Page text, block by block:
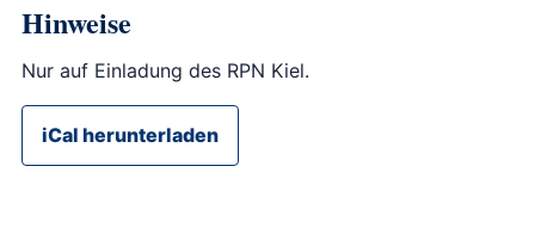
Hinweise
Nur auf Einladung des RPN Kiel.
iCal herunterladen